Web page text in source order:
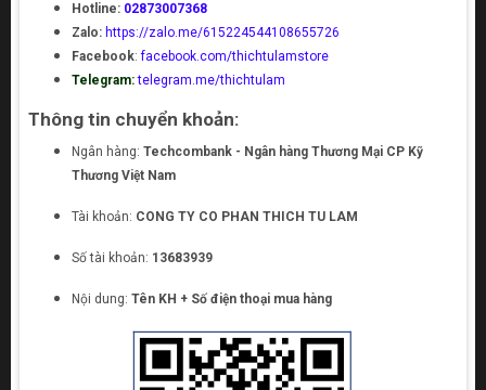
Hotline: 02873007368
Zalo: https://zalo.me/615224544108655726
Facebook:facebook.com/thichtulamstore
Telegram: telegram.me/thichtulam
Thông tin chuyển khoản:
Ngân hàng: Techcombank - Ngân hàng Thương Mại CP Kỹ
Thương Việt Nam
Tài khoản: CONG TY CO PHAN THICH TU LAM
Số tài khoản: 13683939
Nội dung: Tên KH + Số điện thoại mua hàng